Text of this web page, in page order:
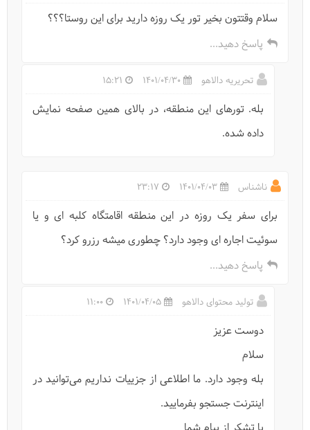
سلام وقتتون بخیر تور یک روزه دارید برای این روستا؟؟؟
پاسخ دهید...
تحریریه دالاهو 1401/04/30
15:21
بله. تورهای این منطقه، در بالای همین صفحه نمایش
داده شده.
ناشناس 1401/04/03
23:17
برای سفر یک روزه در این منطقه اقامتگاه کلبه ای و یا
سوئیت اجاره ای وجود دارد؟ چطوری میشه رزرو کرد؟
پاسخ دهید...
تولید محتوای دالاهو 1401/04/05
11:00
دوست عزیز
سلام
بله وجود دارد. ما اطلاعی از جزییات نداریم می‌توانید در
اینترنت جستجو بفرمایید.